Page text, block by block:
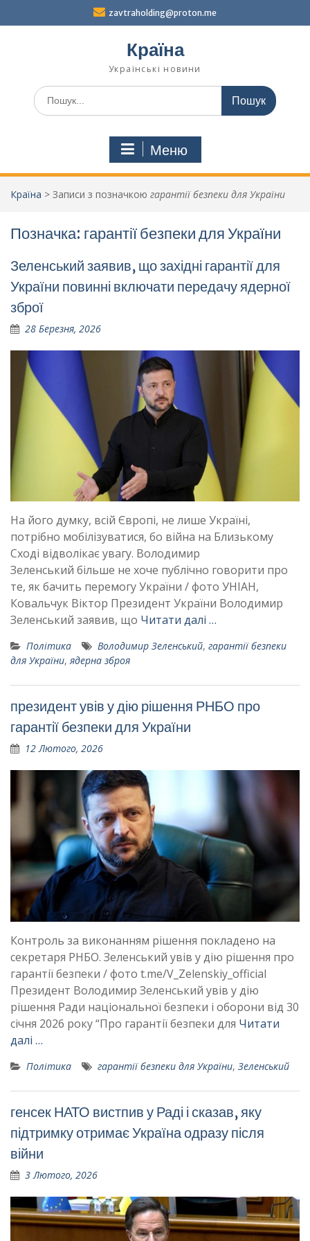
zavtraholding@proton.me
Країна
Українські новини
Шукати:
Меню
Країна > Записи з позначкою гарантії безпеки для України
Позначка: гарантії безпеки для України
Зеленський заявив, що західні гарантії для
України повинні включати передачу ядерної
зброї
28 Березня, 2026
На його думку, всій Європі, не лише Україні,
потрібно мобілізуватися, бо війна на Близькому
Сході відволікає увагу. Володимир
Зеленський більше не хоче публічно говорити про
те, як бачить перемогу України / фото УНІАН,
Ковальчук Віктор Президент України Володимир
Зеленський заявив, що Читати далі …
Політика Володимир Зеленський, гарантії безпеки
для України,ядерна зброя
президент увів у дію рішення РНБО про
гарантії безпеки для України
12 Лютого, 2026
Контроль за виконанням рішення покладено на
секретаря РНБО. Зеленський увів у дію рішення про
гарантії безпеки / фото t.me/V_Zelenskiy_official
Президент Володимир Зеленський увів у дію
рішення Ради національної безпеки і оборони від 30
січня 2026 року “Про гарантії безпеки для Читати
далі …
Політика гарантії безпеки для України, Зеленський
генсек НАТО вистпив у Раді і сказав, яку
підтримку отримає Україна одразу після
війни
3 Лютого, 2026